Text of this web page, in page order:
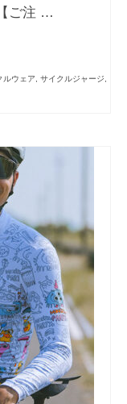
ご注 …
ルウェア サイクルジャージ